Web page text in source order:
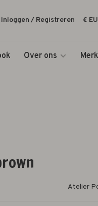
Over ons
Inloggen / Registreren €
Atelier